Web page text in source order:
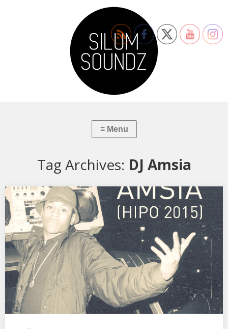
Tag Archives: DJ Amsia
AMSIA: (Hipo 2015)
AMSIA: (Hipo 2015) by Silum Soundz on Mixcloud AMSIA dixit
«Para todos aquellos que me suelen…